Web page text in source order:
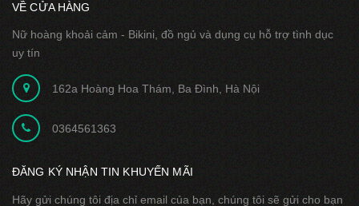
VỀ CỬA HÀNG
Nữ hoàng khoải cảm - Bikini, đồ ngủ và dụng cụ hỗ trợ tình dục
uy tín
162a Hoàng Hoa Thám, Ba Đình, Hà Nội
0364561363
ĐĂNG KÝ NHẬN TIN KHUYẾN MÃI
Hãy gửi chúng tôi địa chỉ email của bạn, chúng tôi sẽ gửi cho bạn